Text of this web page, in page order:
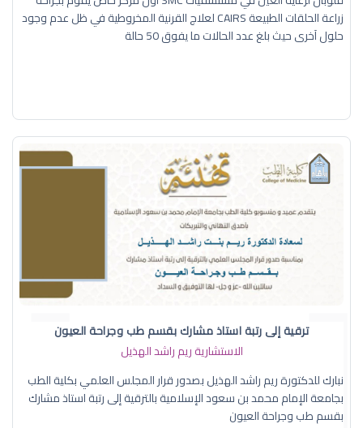
زراعة الحلقات الطبيعة CAIRS لعلاج القرنية المخروطية في ظل عدم وجود
حلول آخرى حيث بلغ عدد الحالات ما يفوق 50 حالة
ترقية إلى رتبة استاذ مشارك بقسم طب وجراحة العيون
الاستشارية ريم راشد الهذيل
نبارك للدكتورة ريم راشد الهذيل بصدور قرار المجلس العلمي بكلية الطب
بجامعة الإمام محمد بن سعود الإسلامية بالترقية إلى رتبة استاذ مشارك
بقسم طب وجراحة العيون